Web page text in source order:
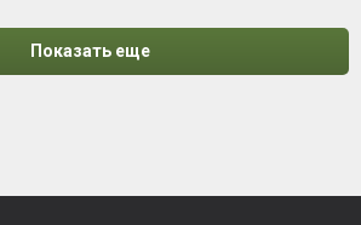
Показать еще